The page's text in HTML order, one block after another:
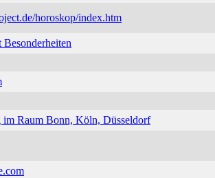
horoskop/index.htm
Besonderheiten
im Raum Bonn, Köln, Düsseldorf